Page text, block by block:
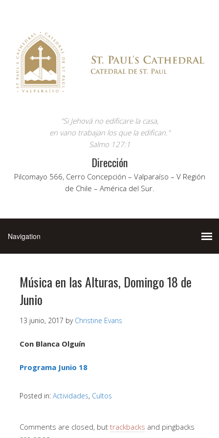
"Si Jehová no edificare la casa,
en vano trabajan los que la edifican."
Salmo 127:1
Dirección
Pilcomayo 566, Cerro Concepción – Valparaíso – V Región
de Chile – América del Sur.
Música en las Alturas, Domingo 18 de
Junio
13 junio, 2017 by Christine Evans
Con Blanca Olguín
Programa Junio 18
Posted in: Actividades, Cultos
Comments are closed, but trackbacks and pingbacks